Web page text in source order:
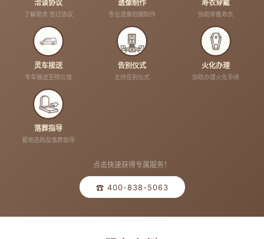
洽谈协议
了解需求 签订协议
遗像制作
专业遗像拍摄制作
寿衣穿戴
协助穿戴寿衣
灵车接送
专车接送至殡仪馆
告别仪式
主持告别仪式
火化办理
协助办理火化手续
落葬指导
墓地选购及落葬指导
点击快速获得专属服务！
☎ 400-838-5063